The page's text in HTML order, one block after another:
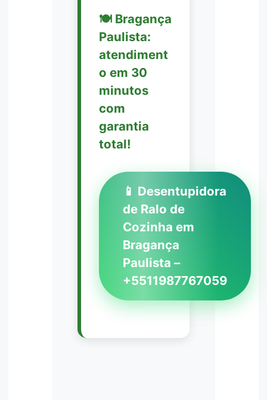
🍽️ Bragança
Paulista:
atendiment
o em 30
minutos
com
garantia
total!
📱 Desentupidora
de Ralo de
Cozinha em
Bragança
Paulista –
+5511987767059